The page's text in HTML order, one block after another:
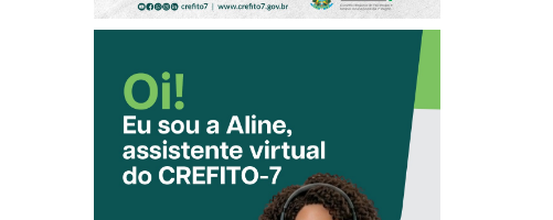
CONHEÇA A
‘ALINE’,
ASSISTENTE